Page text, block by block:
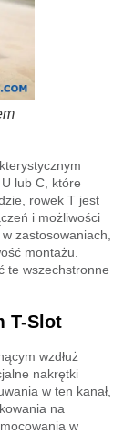
lub C, które
rowek T jest
i możliwości
zastosowaniach,
montażu.
te wszechstronne
T-Slot
wzdłuż
nakrętki
w ten kanał,
na
w